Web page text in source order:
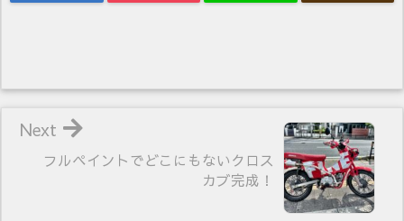
フルペイントでどこにもないクロス
カブ完成！
Next